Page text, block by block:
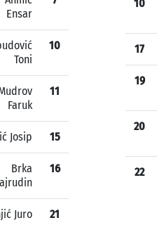
Ensar
Toni
10
Faruk
11
Josip 15
Brka
16
Juro 21
10
17
19
20
22